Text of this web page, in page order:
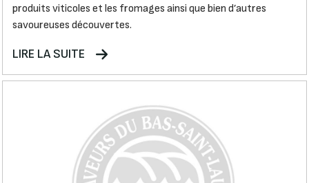
produits viticoles et les fromages ainsi que bien d’autres
savoureuses découvertes.
LIRE LA SUITE